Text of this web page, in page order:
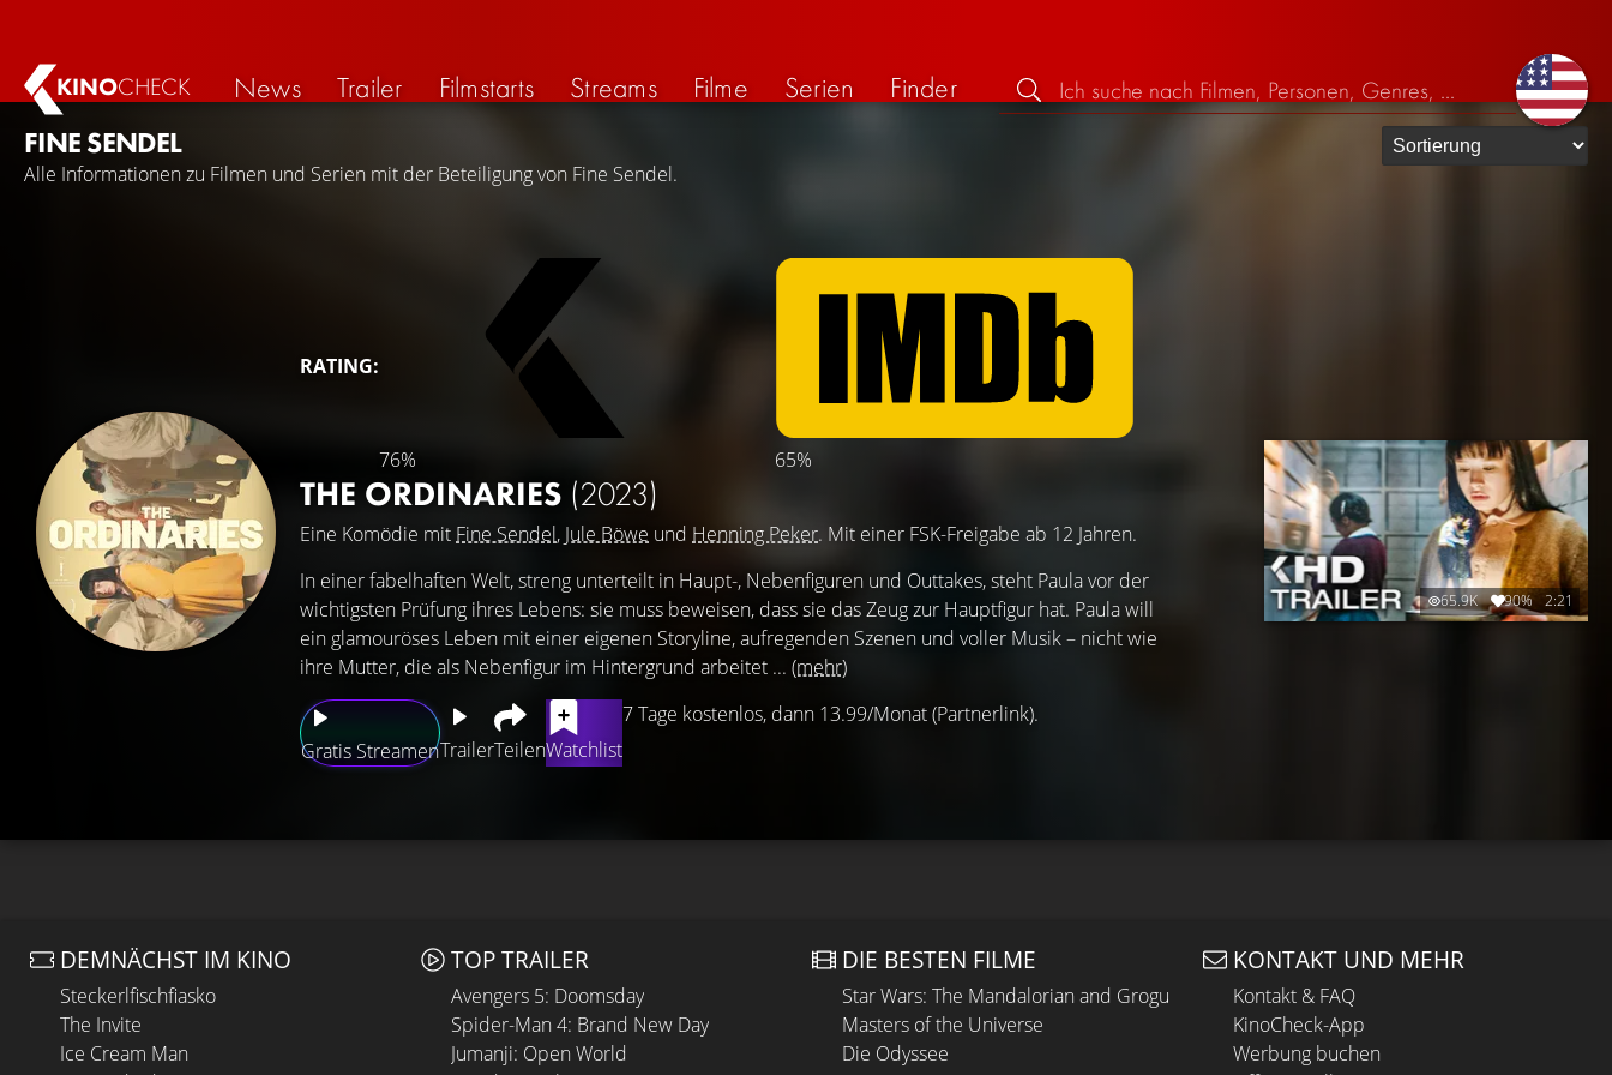
KINOCHECK News Trailer Filmstarts Streams Filme Serien
Finder
FINE SENDEL
Alle Informationen zu Filmen und Serien mit der Beteiligung von Fine Sendel.
RATING:
76% 65%
THE ORDINARIES (2023)
Eine Komödie mit Fine Sendel, Jule Böwe und Henning Peker. Mit einer FSK-Freigabe ab 12 Jahren.
Gratis StreamenTrailerTeilenWatchlist
7 Tage kostenlos, dann 13.99/Monat (Partnerlink).
In einer fabelhaften Welt, streng unterteilt in Haupt-, Nebenfiguren und Outtakes, steht Paula vor der
wichtigsten Prüfung ihres Lebens: sie muss beweisen, dass sie das Zeug zur Hauptfigur hat. Paula will
ein glamouröses Leben mit einer eigenen Storyline, aufregenden Szenen und voller Musik – nicht wie
ihre Mutter, die als Nebenfigur im Hintergrund arbeitet ... (mehr)
65.9K 90% 2:21
DEMNÄCHST IM KINO
Steckerlfischfiasko
The Invite
Ice Cream Man
TOP TRAILER
Avengers 5: Doomsday
Spider-Man 4: Brand New Day
Jumanji: Open World
DIE BESTEN FILME
Star Wars: The Mandalorian and Grogu
Masters of the Universe
Die Odyssee
KONTAKT UND MEHR
Kontakt & FAQ
KinoCheck-App
Werbung buchen